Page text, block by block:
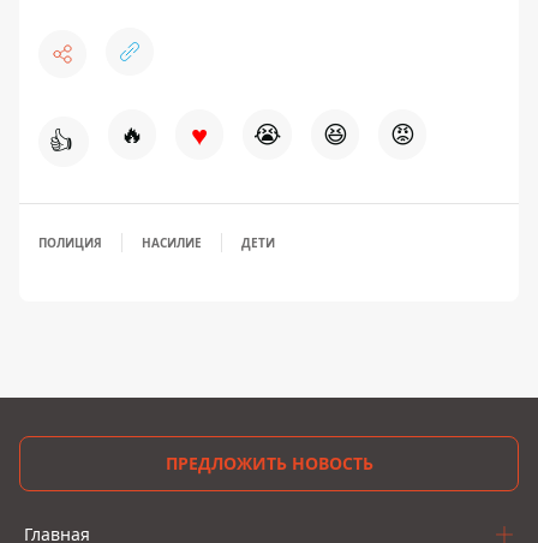
👍 🔥 ♥ 😭 😆 😡
ПОЛИЦИЯ НАСИЛИЕ ДЕТИ
ПРЕДЛОЖИТЬ НОВОСТЬ
Главная